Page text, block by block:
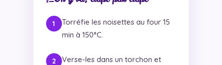
Torréfie les noisettes au four 15
min à 150°C.
Verse-les dans un torchon et